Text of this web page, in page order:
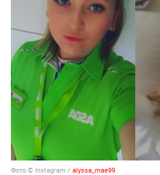
Фото © Instagram / alyssa_mae99